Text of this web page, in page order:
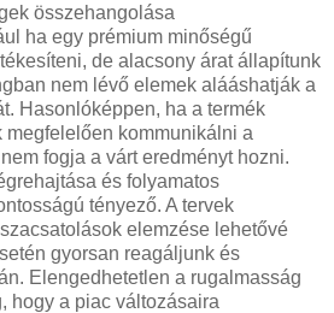
összehangolása
ha egy prémium minőségű
de alacsony árat állapítunk
nem lévő elemek alááshatják a
Hasonlóképpen, ha a termék
megfelelően kommunikálni a
fogja a várt eredményt hozni.
és folyamatos
tényező. A tervek
elemzése lehetővé
gyorsan reagáljunk és
Elengedhetetlen a rugalmasság
hogy a piac változásaira